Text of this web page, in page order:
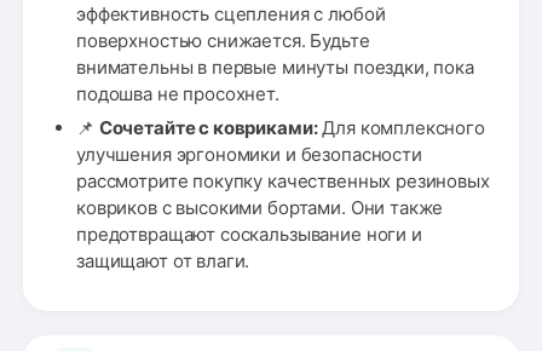
эффективность сцепления с любой
поверхностью снижается. Будьте
внимательны в первые минуты поездки, пока
подошва не просохнет.
📌 Сочетайте с ковриками:Для комплексного
улучшения эргономики и безопасности
рассмотрите покупку качественных резиновых
ковриков с высокими бортами. Они также
предотвращают соскальзывание ноги и
защищают от влаги.